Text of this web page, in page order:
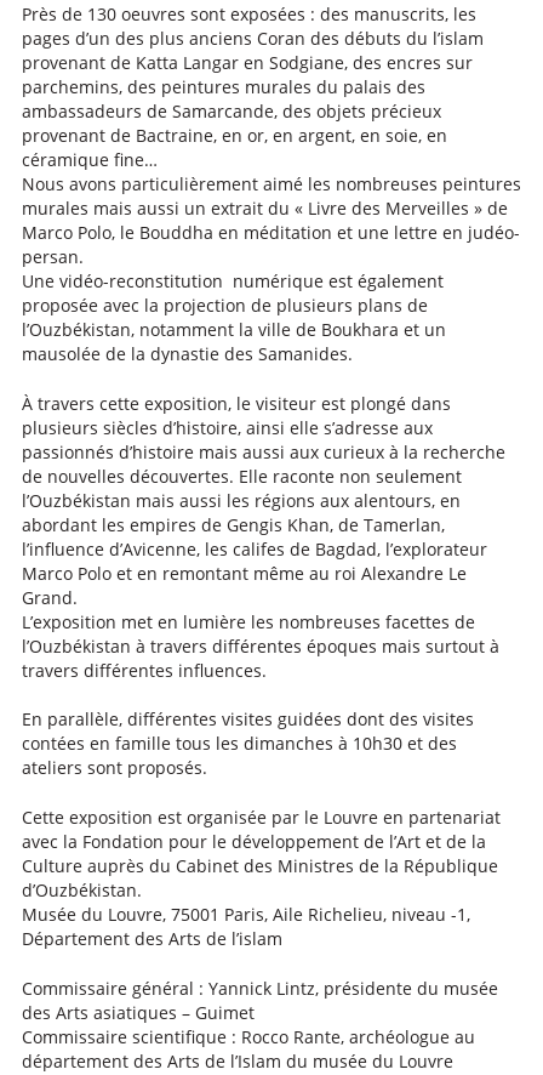
Près de 130 oeuvres sont exposées : des manuscrits, les
pages d’un des plus anciens Coran des débuts du l’islam
provenant de Katta Langar en Sodgiane, des encres sur
parchemins, des peintures murales du palais des
ambassadeurs de Samarcande, des objets précieux
provenant de Bactraine, en or, en argent, en soie, en
céramique fine…
Nous avons particulièrement aimé les nombreuses peintures
murales mais aussi un extrait du « Livre des Merveilles » de
Marco Polo, le Bouddha en méditation et une lettre en judéo-
persan.
Une vidéo-reconstitution numérique est également
proposée avec la projection de plusieurs plans de
l’Ouzbékistan, notamment la ville de Boukhara et un
mausolée de la dynastie des Samanides.
À travers cette exposition, le visiteur est plongé dans
plusieurs siècles d’histoire, ainsi elle s’adresse aux
passionnés d’histoire mais aussi aux curieux à la recherche
de nouvelles découvertes. Elle raconte non seulement
l’Ouzbékistan mais aussi les régions aux alentours, en
abordant les empires de Gengis Khan, de Tamerlan,
l’influence d’Avicenne, les califes de Bagdad, l’explorateur
Marco Polo et en remontant même au roi Alexandre Le
Grand.
L’exposition met en lumière les nombreuses facettes de
l’Ouzbékistan à travers différentes époques mais surtout à
travers différentes influences.
En parallèle, différentes visites guidées dont des visites
contées en famille tous les dimanches à 10h30 et des
ateliers sont proposés.
Cette exposition est organisée par le Louvre en partenariat
avec la Fondation pour le développement de l’Art et de la
Culture auprès du Cabinet des Ministres de la République
d’Ouzbékistan.
Musée du Louvre, 75001 Paris, Aile Richelieu, niveau -1,
Département des Arts de l’islam
Commissaire général : Yannick Lintz, présidente du musée
des Arts asiatiques – Guimet
Commissaire scientifique : Rocco Rante, archéologue au
département des Arts de l’Islam du musée du Louvre